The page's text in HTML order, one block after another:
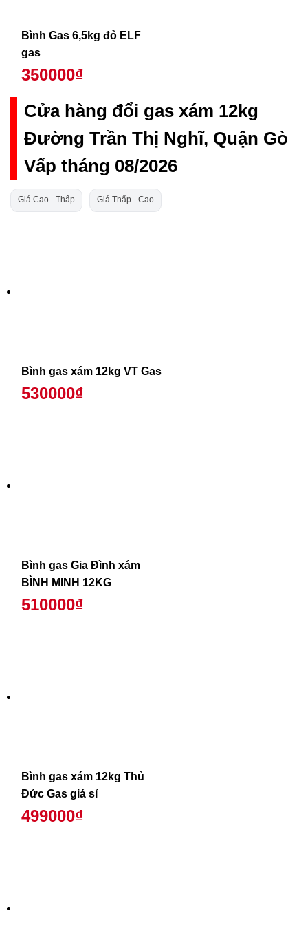
Bình Gas 6,5kg đỏ ELF
gas
350000₫
Cửa hàng đổi gas xám 12kg
Đường Trần Thị Nghĩ, Quận Gò
Vấp tháng 08/2026
Giá Cao - Thấp Giá Thấp - Cao
Bình gas xám 12kg VT Gas
530000₫
Bình gas Gia Đình xám
BÌNH MINH 12KG
510000₫
Bình gas xám 12kg Thủ
Đức Gas giá sỉ
499000₫